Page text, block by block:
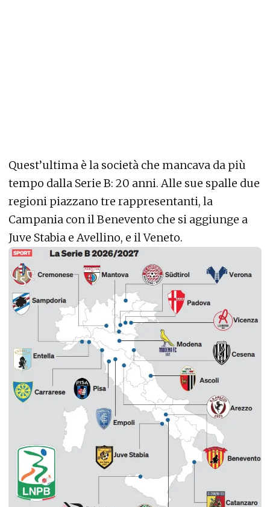
Quest’ultima è la società che mancava da più
tempo dalla Serie B: 20 anni. Alle sue spalle due
regioni piazzano tre rappresentanti, la
Campania con il Benevento che si aggiunge a
Juve Stabia e Avellino, e il Veneto.